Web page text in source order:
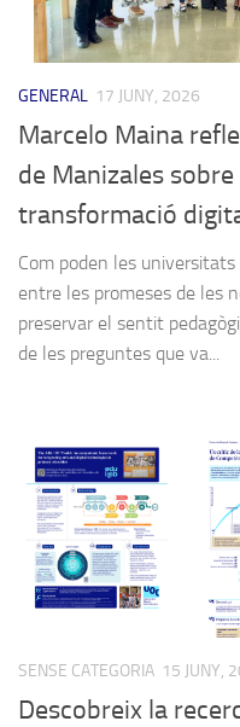
GENERAL 17 JUNY, 2026
Marcelo Maina
de Manizales
transformació
Com poden les
entre les promeses de les
preservar el sentit
de les preguntes que va...
SENSE CATEGORIA 15 JUNY,
Descobreix la